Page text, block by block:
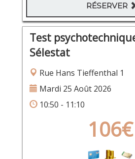
RÉSERVER
Test
Sélestat
Rue Hans Tieffenthal 1
Mardi 25 Août 2026
10:50 - 11:10
106€